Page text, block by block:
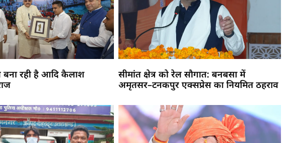
बना रही है आदि कैलाश
सीमांत क्षेत्र को रेल सौगात: बनबसा में
अमृतसर–टनकपुर एक्सप्रेस का नियमित ठहराव